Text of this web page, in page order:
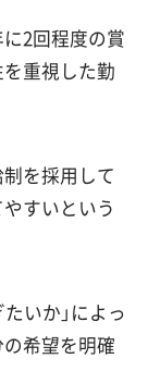
2回程度の賞
重視した勤
を採用して
すいという
いか」によっ
希望を明確